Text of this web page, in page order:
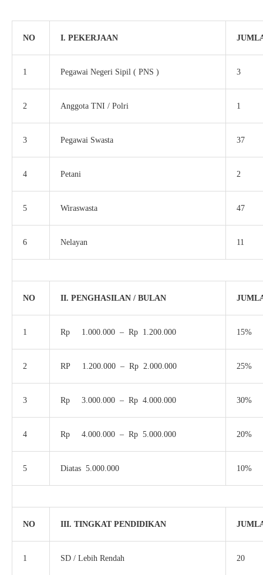
NO I. PEKERJAAN
1 Pegawai Negeri Sipil ( PNS ) 3
2 Anggota TNI / Polri 1
3 Pegawai Swasta 37
4 Petani 2
5 Wiraswasta 47
6 Nelayan 11
NO II. PENGHASILAN / BULAN
1 Rp 1.000.000 – Rp 1.200.000 15%
2 RP 1.200.000 – Rp 2.000.000 25%
3 Rp 3.000.000 – Rp 4.000.000 30%
4 Rp 4.000.000 – Rp 5.000.000 20%
5 Diatas 5.000.000 10%
NO III. TINGKAT PENDIDIKAN
1 SD / Lebih Rendah 20